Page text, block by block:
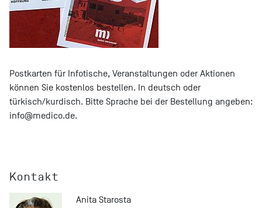
Postkarten für Infotische, Veranstaltungen oder Aktionen
können Sie kostenlos bestellen. In deutsch oder
türkisch/kurdisch. Bitte Sprache bei der Bestellung angeben:
info@medico.de.
Kontakt
Anita Starosta